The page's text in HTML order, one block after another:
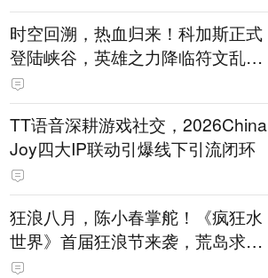
时空回溯，热血归来！科加斯正式
登陆峡谷，英雄之力降临符文乱
斗！
TT语音深耕游戏社交，2026China
Joy四大IP联动引爆线下引流闭环
狂浪八月，陈小春掌舵！《疯狂水
世界》首届狂浪节来袭，荒岛求生
直播即将开启